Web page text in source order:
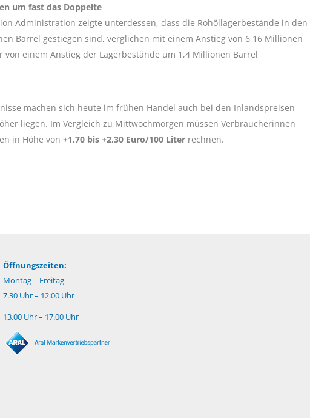
um fast das Doppelte
Administration zeigte unterdessen, dass die Rohöllagerbestände in den
Barrel gestiegen sind, verglichen mit einem Anstieg von 6,16 Millionen
einem Anstieg der Lagerbestände um 1,4 Millionen Barrel
machen sich heute im frühen Handel auch bei den Inlandspreisen
liegen. Im Vergleich zu Mittwochmorgen müssen Verbraucherinnen
in Höhe von +1,70 bis +2,30 Euro/100 Liter rechnen.
Öffnungszeiten:
Montag – Freitag
7.30 Uhr – 12.00 Uhr
13.00 Uhr – 17.00 Uhr